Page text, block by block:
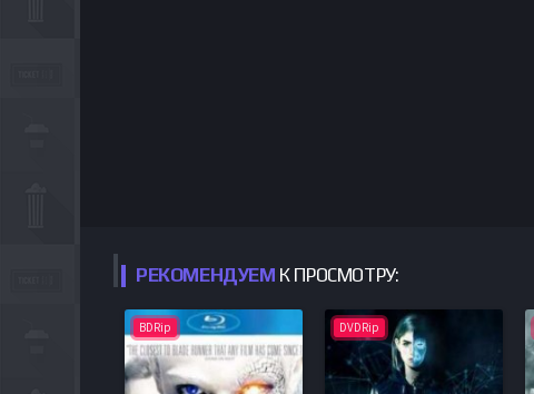
РЕКОМЕНДУЕМ К ПРОСМОТРУ:
BDRip DVDRip